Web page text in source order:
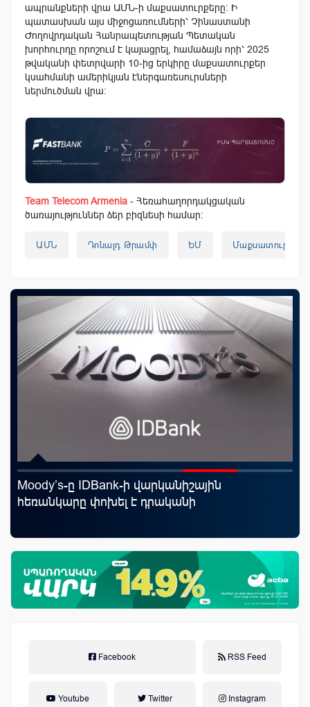
ապրանքների վրա ԱՄՆ-ի մաքսատուրքերը։ Ի
պատասխան այս միջոցառումների՝ Չինաստանի
Ժողովրդական Հանրապետության Պետական ​​
խորհուրդը որոշում է կայացրել, համաձայն որի՝ 2025
թվականի փետրվարի 10-ից երկիրը մաքսատուրքեր
կսահմանի ամերիկյան էներգառեսուրսների
ներմուծման վրա:
Team Telecom Armenia - Հեռահաղորդակցական
ծառայություններ ձեր բիզնեսի համար:
ԱՄՆ Դոնալդ Թրամփ ԵՄ Մաքսատուրքեր
Moody’s-ը IDBank-ի վարկանիշային
հեռանկարը փոխել է դրականի
Facebook RSS Feed
Youtube Twitter Instagram